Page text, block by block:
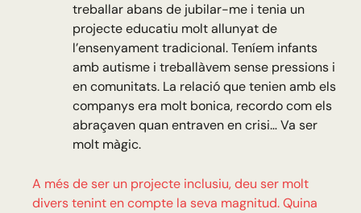
treballar abans de jubilar-me i tenia un
projecte educatiu molt allunyat de
l’ensenyament tradicional. Teníem infants
amb autisme i treballàvem sense pressions i
en comunitats. La relació que tenien amb els
companys era molt bonica, recordo com els
abraçaven quan entraven en crisi… Va ser
molt màgic.
A més de ser un projecte inclusiu, deu ser molt
divers tenint en compte la seva magnitud. Quina